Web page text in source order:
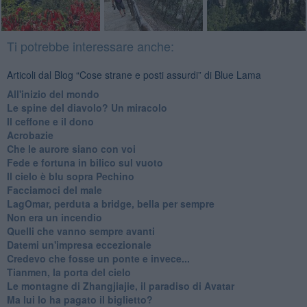
Ti potrebbe interessare anche:
Articoli dal Blog “Cose strane e posti assurdi” di Blue Lama
All'inizio del mondo
Le spine del diavolo? Un miracolo
Il ceffone e il dono
Acrobazie
Che le aurore siano con voi
Fede e fortuna in bilico sul vuoto
Il cielo è blu sopra Pechino
Facciamoci del male
LagOmar, perduta a bridge, bella per sempre
Non era un incendio
Quelli che vanno sempre avanti
Datemi un'impresa eccezionale
Credevo che fosse un ponte e invece...
Tianmen, la porta del cielo
Le montagne di Zhangjiajie, il paradiso di Avatar
Ma lui lo ha pagato il biglietto?